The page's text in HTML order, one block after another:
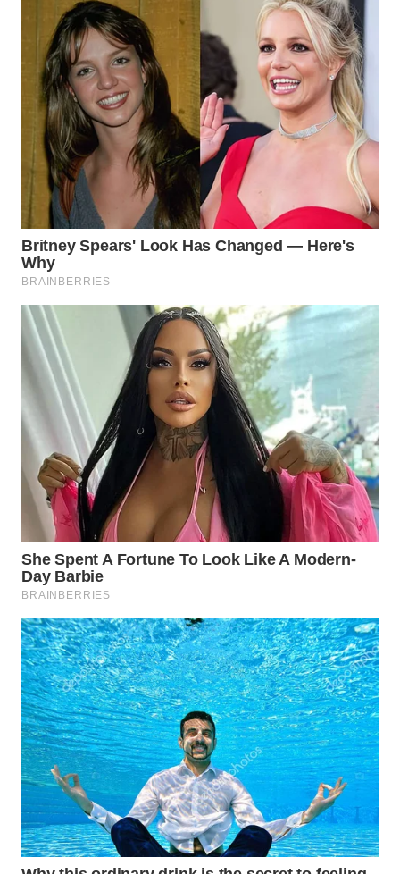
WN
TANJUNG
LESUNG
WN
KARO
WN
SIMALUNGUN
WN
LABUHANBATU
TAPANULI
TENGAH
WN DELI
SERDANG
WN
TEBING
TINGGI
WN
PAKPAK
WN
KARAWANG
WN
BEKASI
WN
BOGOR
WN
DEPOK
WN